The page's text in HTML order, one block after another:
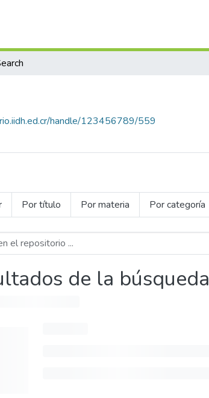
handle/123456789/559
Por título Por materia Por categoría
de la búsqueda